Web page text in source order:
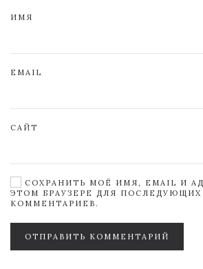
ИМЯ
EMAIL
САЙТ
СОХРАНИТЬ МОЁ ИМЯ, EMAIL И
ЭТОМ БРАУЗЕРЕ ДЛЯ
КОММЕНТАРИЕВ.
ОТПРАВИТЬ КОММЕНТАРИЙ